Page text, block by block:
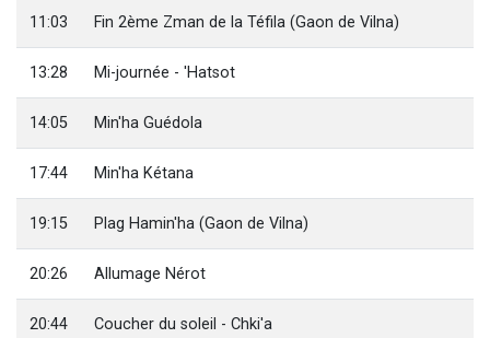
11:03 Fin 2ème Zman de la Téfila (Gaon de Vilna)
13:28 Mi-journée - 'Hatsot
14:05 Min'ha Guédola
17:44 Min'ha Kétana
19:15 Plag Hamin'ha (Gaon de Vilna)
20:26 Allumage Nérot
20:44 Coucher du soleil - Chki'a